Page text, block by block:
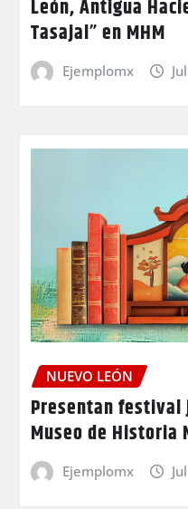
León, Antigua
Tasajal” en MHM
Ejemplomx
NUEVO LEÓN
Presentan
Museo de Historia
Ejemplomx